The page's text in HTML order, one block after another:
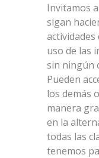
Invitamos
sigan
uso de las
sin ningún
Pueden
los demás
manera
en la
todas las
tenemos